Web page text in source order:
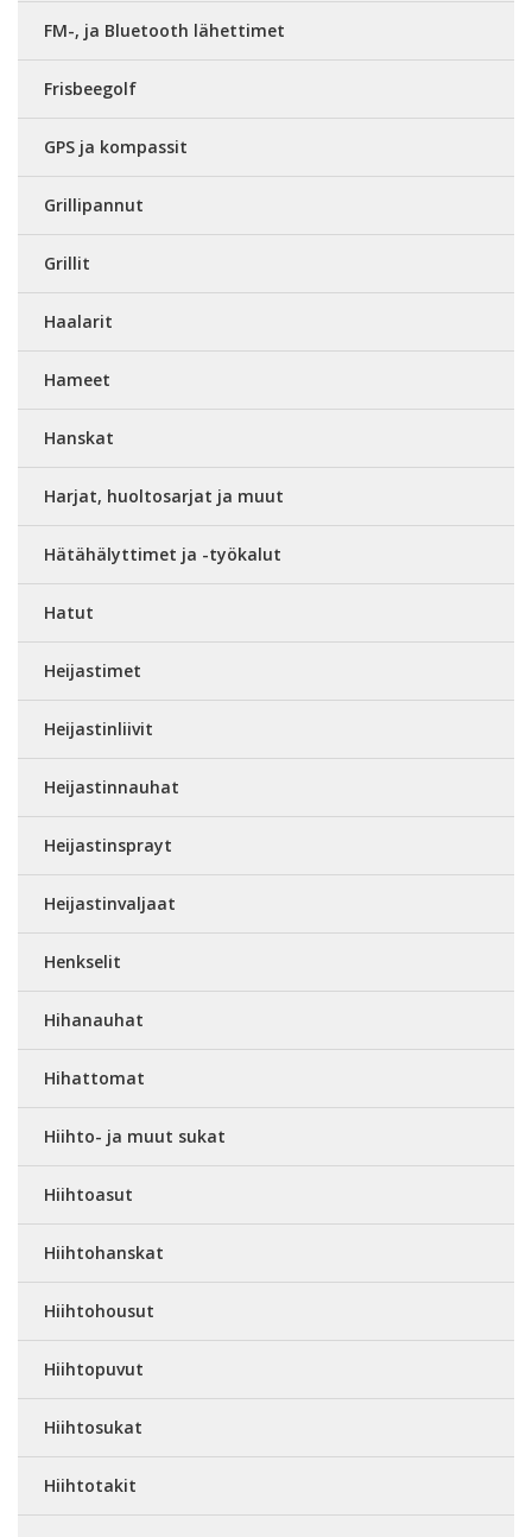
FM-, ja Bluetooth lähettimet
Frisbeegolf
GPS ja kompassit
Grillipannut
Grillit
Haalarit
Hameet
Hanskat
Harjat, huoltosarjat ja muut
Hätähälyttimet ja -työkalut
Hatut
Heijastimet
Heijastinliivit
Heijastinnauhat
Heijastinsprayt
Heijastinvaljaat
Henkselit
Hihanauhat
Hihattomat
Hiihto- ja muut sukat
Hiihtoasut
Hiihtohanskat
Hiihtohousut
Hiihtopuvut
Hiihtosukat
Hiihtotakit